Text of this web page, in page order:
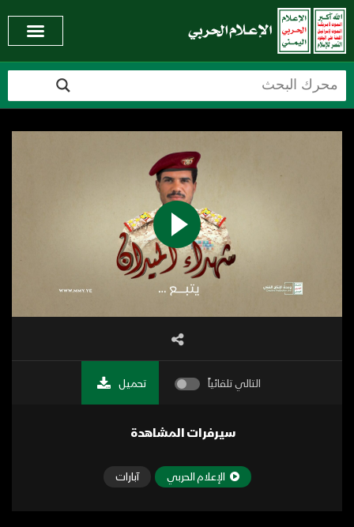
التالي تلقائياً تحميل
سيرفرات المشاهدة
الإعلام الحربي آبارات